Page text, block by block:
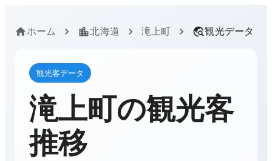
ホーム 北海道 滝上町 観光データ
観光客データ
滝上町の観光客
推移